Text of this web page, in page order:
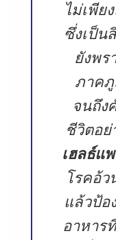
ไม่เพีย
ซึ่งเป็น
ยังพร
ภาคภู
จนถึง
ชีวิตอย่
เฮลธ์แ
โรคอ้ว
แล้วป้อ
อาหาร